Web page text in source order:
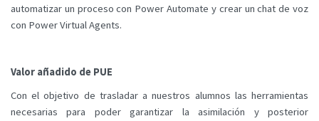
automatizar un proceso con Power Automate y crear un chat de voz
con Power Virtual Agents.
Valor añadido de PUE
Con el objetivo de trasladar a nuestros alumnos las herramientas
necesarias para poder garantizar la asimilación y posterior